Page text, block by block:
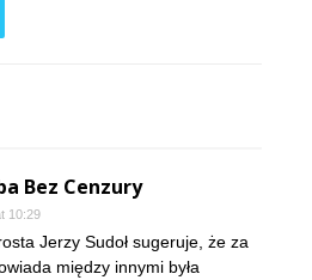
Bez Cenzury
10:29
Jerzy Sudoł sugeruje, że za
między innymi była